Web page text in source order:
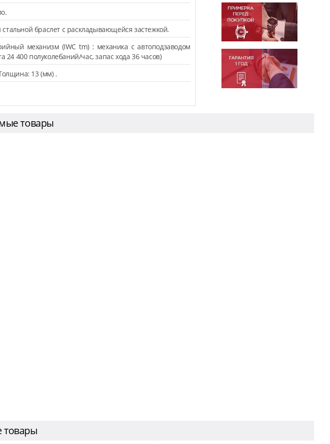
браслет с раскладывающейся застежкой.
механизм (IWC tm) : механика с автоподзаводом
24 400 полуколебаний/час, запас хода 36 часов)
13 (мм) .
товары